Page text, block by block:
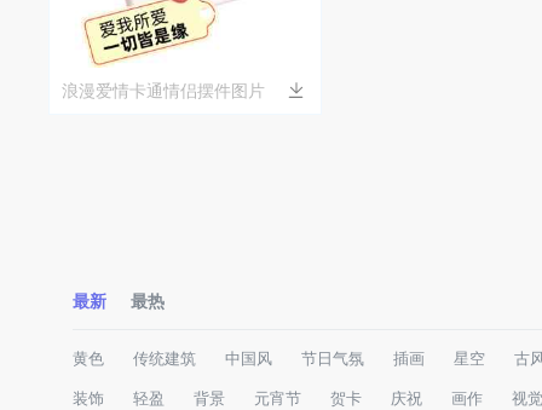
浪漫爱情卡通情侣摆件图片
最新 最热
黄色 传统建筑 中国风 节日气氛 插画 星空 古
装饰 轻盈 背景 元宵节 贺卡 庆祝 画作 视